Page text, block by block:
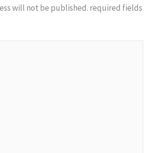
will not be published. required fields